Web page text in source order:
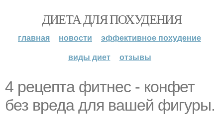
ДИЕТА ДЛЯ ПОХУДЕНИЯ
главная новости
эффективное похудение
виды диет
отзывы
4 рецепта фитнес - конфет
без вреда для вашей фигуры.